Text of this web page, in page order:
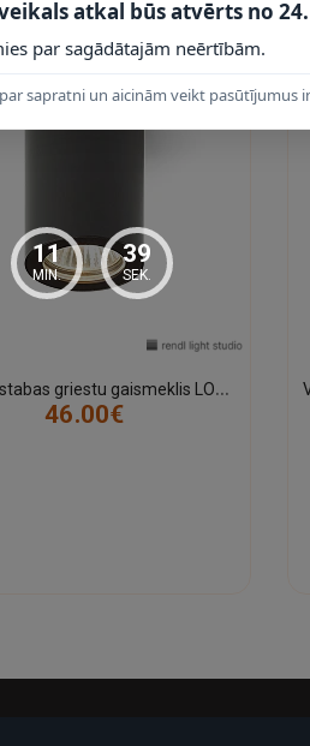
Pieslēgšanu veiciet ar
drānu, neizmantojot
V
annas istabas griestu gaismeklis LOLA 88, 1×GU10, IP54, melns (Rendl light studio)
46.00€
atkal būs atvērts no
par sagādātajām neērtībām.
sapratni un aicinām veikt pasūtījumus
11
MIN.
38
SEK.